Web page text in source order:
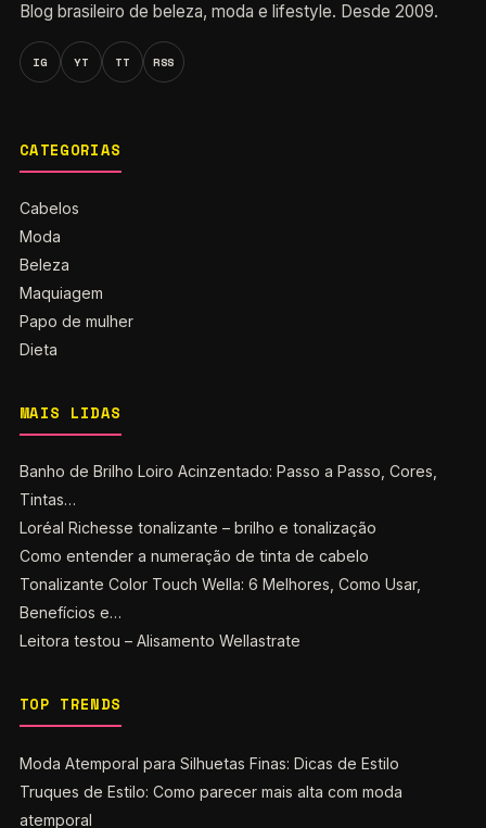
Blog brasileiro de beleza, moda e lifestyle. Desde 2009.
IG YT TT RSS
CATEGORIAS
Cabelos
Moda
Beleza
Maquiagem
Papo de mulher
Dieta
MAIS LIDAS
Banho de Brilho Loiro Acinzentado: Passo a Passo, Cores,
Tintas…
Loréal Richesse tonalizante – brilho e tonalização
Como entender a numeração de tinta de cabelo
Tonalizante Color Touch Wella: 6 Melhores, Como Usar,
Benefícios e…
Leitora testou – Alisamento Wellastrate
TOP TRENDS
Moda Atemporal para Silhuetas Finas: Dicas de Estilo
Truques de Estilo: Como parecer mais alta com moda
atemporal